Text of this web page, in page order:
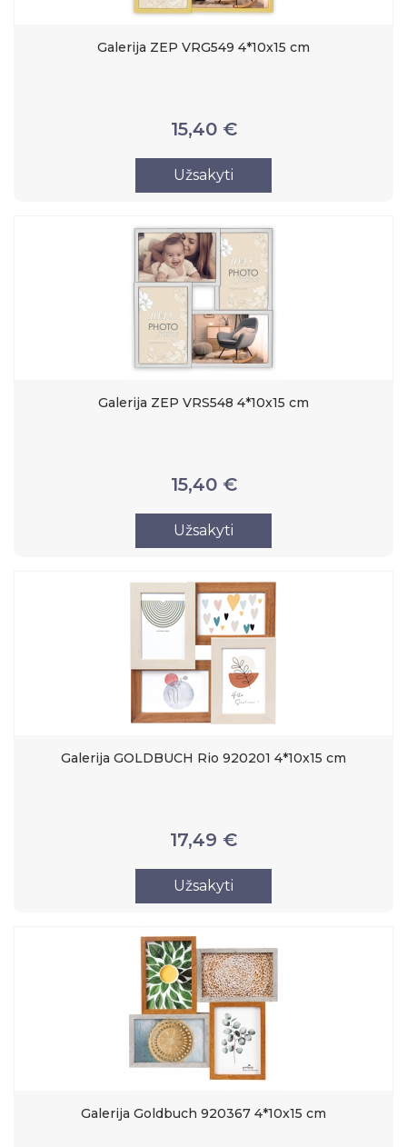
Galerija ZEP VRG549 4*10x15 cm
15,40 €
Užsakyti
Galerija ZEP VRS548 4*10x15 cm
15,40 €
Užsakyti
Galerija GOLDBUCH Rio 920201 4*10x15 cm
17,49 €
Užsakyti
Galerija Goldbuch 920367 4*10x15 cm